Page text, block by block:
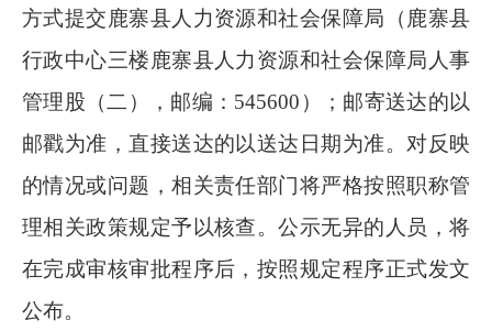
方式提交鹿寨县人力资源和社会保障局（鹿寨县
行政中心三楼鹿寨县人力资源和社会保障局人事
管理股（二），邮编： 545600 ）；邮寄送达的以
邮戳为准，直接送达的以送达日期为准。对反映
的情况或问题，相关责任部门将严格按照职称管
理相关政策规定予以核查。公示无异的人员，将
在完成审核审批程序后，按照规定程序正式发文
公布。